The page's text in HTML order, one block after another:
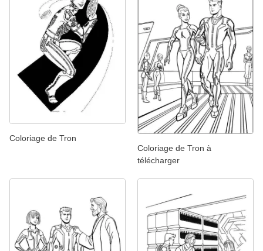
Coloriage de Tron
Coloriage de Tron à
télécharger